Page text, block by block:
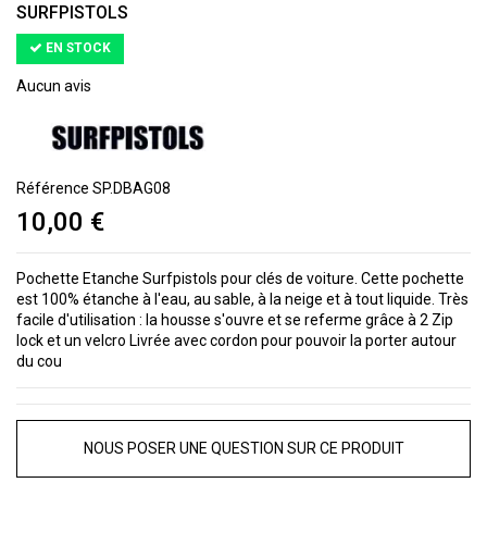
SURFPISTOLS
EN STOCK
Aucun avis
Référence SP.DBAG08
10,00 €
Pochette Etanche Surfpistols pour clés de voiture. Cette pochette
est 100% étanche à l'eau, au sable, à la neige et à tout liquide. Très
facile d'utilisation : la housse s'ouvre et se referme grâce à 2 Zip
lock et un velcro Livrée avec cordon pour pouvoir la porter autour
du cou
NOUS POSER UNE QUESTION SUR CE PRODUIT